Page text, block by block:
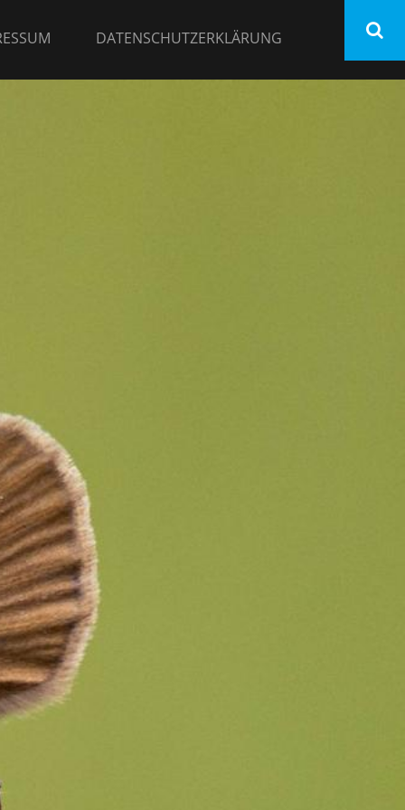
DATENSCHUTZERKLÄRUNG